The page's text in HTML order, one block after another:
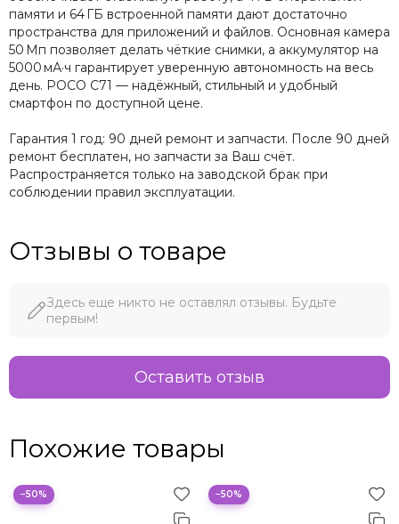
памяти и 64 ГБ встроенной памяти дают достаточно
пространства для приложений и файлов. Основная камера
50 Мп позволяет делать чёткие снимки, а аккумулятор на
5000 мА·ч гарантирует уверенную автономность на весь
день. POCO C71 — надёжный, стильный и удобный
смартфон по доступной цене.
Гарантия 1 год: 90 дней ремонт и запчасти. После 90 дней
ремонт бесплатен, но запчасти за Ваш счёт.
Распространяется только на заводской брак при
соблюдении правил эксплуатации.
Отзывы о товаре
Здесь еще никто не оставлял отзывы. Будьте
первым!
Оставить отзыв
Похожие товары
−50% −50%